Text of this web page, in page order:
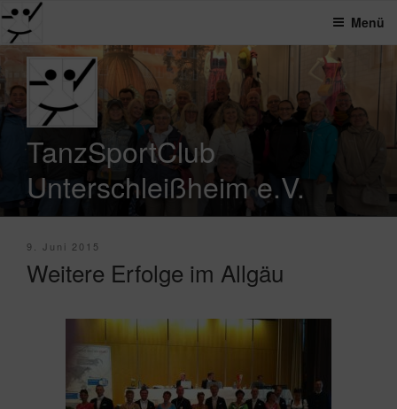
springen
TanzSportClub
Unterschleißheim e.V.
Menü
Veröffentlicht
9. Juni 2015
Weitere Erfolge im Allgäu